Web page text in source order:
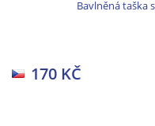
Bavlněná taška
170 KČ